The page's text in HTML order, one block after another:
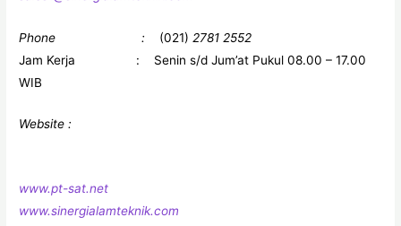
Phone : (021) 2781 2552
Jam Kerja : Senin s/d Jum’at Pukul 08.00 – 17.00
WIB
Website :
www.pt-sat.net
www.sinergialamteknik.com